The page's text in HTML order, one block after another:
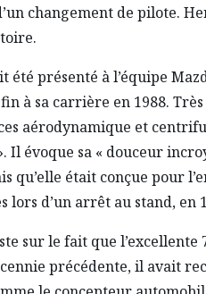
changement de pilote.
été présenté à l’équipe
à sa carrière en 1988.
aérodynamique et
Il évoque sa « douceur
qu’elle était conçue pour
lors d’un arrêt au stand, en
sur le fait que l’excellente
précédente, il avait